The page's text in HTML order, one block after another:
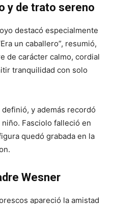
y de trato sereno
destacó especialmente
un caballero”, resumió,
de carácter calmo, cordial
tranquilidad con solo
definió, y además recordó
Fasciolo falleció en
quedó grabada en la
Wesner
apareció la amistad